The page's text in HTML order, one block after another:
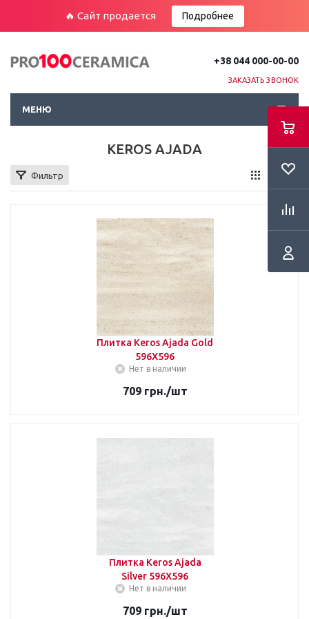
🔥 Сайт продается Подробнее
+38 044 000-00-00
ЗАКАЗАТЬ ЗВОНОК
МЕНЮ
KEROS AJADA
Фильтр
Плитка Keros Ajada Gold
596Х596
Нет в наличии
709грн./шт
Плитка Keros Ajada
Silver 596Х596
Нет в наличии
709грн./шт